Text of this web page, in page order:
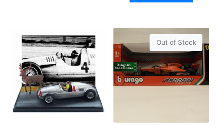
Out of Stock